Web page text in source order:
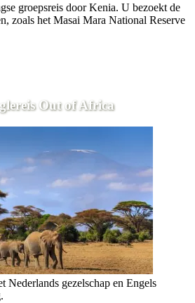
groepsreis door Kenia. U bezoekt de
zoals het Masai Mara National Reserve
Out of Africa
Nederlands gezelschap en Engels